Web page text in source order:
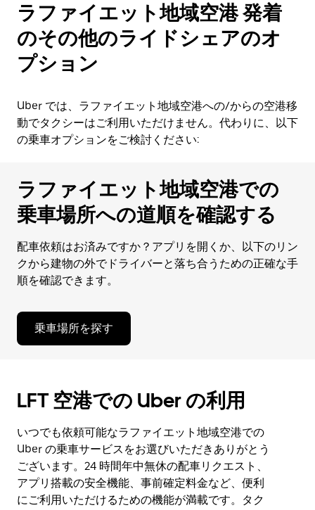
ラファイエット地域空港 発着
のその他のライドシェアのオ
プション
Uber では、ラファイエット地域空港への/からの空港移
動でタクシーはご利用いただけません。代わりに、以下
の乗車オプションをご検討ください:
ラファイエット地域空港での
乗車場所への道順を確認する
配車依頼はお済みですか？アプリを開くか、以下のリン
クから建物の外でドライバーと落ち合うための正確な手
順を確認できます。
乗車場所を探す
LFT 空港での Uber の利用
いつでも依頼可能なラファイエット地域空港での
Uber の乗車サービスをお選びいただきありがとう
ございます。24 時間年中無休の配車リクエスト、
アプリ搭載の安全機能、事前確定料金など、便利
にご利用いただけるための機能が満載です。タク